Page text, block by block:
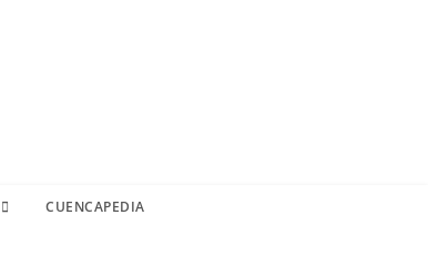
CUENCAPEDIA